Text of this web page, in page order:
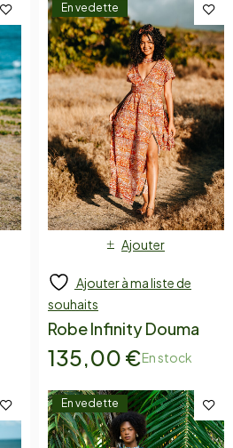
En vedette
Ajouter
Ajouter à ma liste de
souhaits
Robe Infinity Douma
135,00 €En stock
En vedette